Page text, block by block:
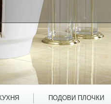
ПОДОВИ ПЛОЧКИ